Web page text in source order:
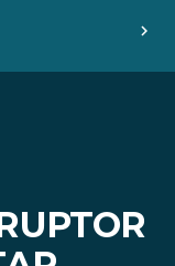
chevron_right